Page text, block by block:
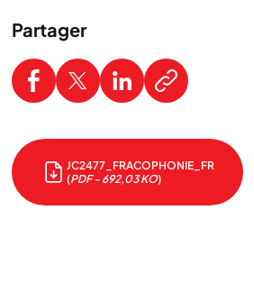
Partager
JC2477_FRACOPHONIE_FR
(PDF - 692,03 KO)